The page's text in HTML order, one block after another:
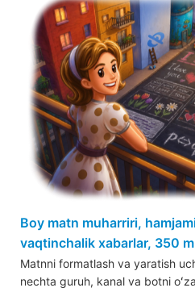
Boy matn muharriri,
vaqtinchalik xabarlar, 350
Matnni formatlash va yaratish
nechta guruh, kanal va botni